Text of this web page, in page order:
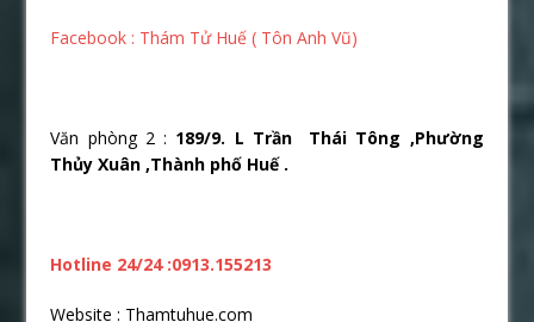
Facebook : Thám Tử Huế ( Tôn Anh Vũ)
Văn phòng 2 : 189/9. L Trần Thái Tông ,Phường
Thủy Xuân ,Thành phố Huế .
Hotline 24/24 :0913.155213
Website : Thamtuhue.com